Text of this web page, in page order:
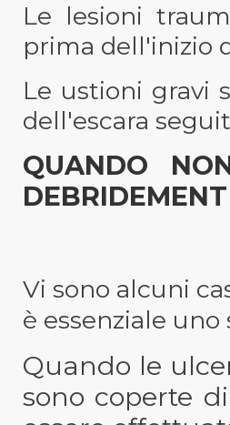
Le lesioni
prima dell'inizio
Le ustioni gravi
dell'escara
QUANDO
Vi sono alcuni
è essenziale
Quando le
sono coperte